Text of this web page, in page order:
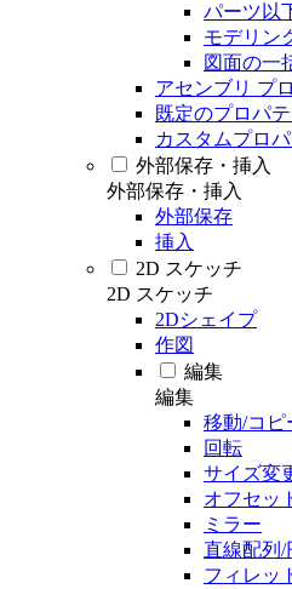
パーツ以
モデリン
図面の一
アセンブリ プ
既定のプロパ
カスタムプロ
外部保存・挿入
外部保存・挿入
外部保存
挿入
2D スケッチ
2D スケッチ
2Dシェイプ
作図
編集
編集
移動/コピ
回転
サイズ変
オフセッ
ミラー
直線配列/
フィレッ